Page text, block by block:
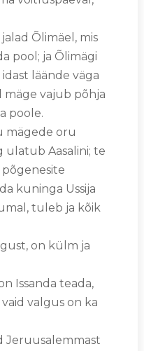
Õlimäel, mis
pool; ja Õlimägi
läände väga
mäge vajub põhja
poole.
mägede oru
ulatub Aasalini; te
kuninga Ussija
tuleb ja kõik
on külm ja
Issanda teada,
valgus on ka
Jeruusalemmast